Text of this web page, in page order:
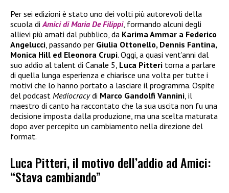
Per sei edizioni è stato uno dei volti più autorevoli della
scuola diAmici di Maria De Filippi, formando alcuni degli
allievi più amati dal pubblico, da Karima Ammar a Federico
Angelucci, passando per Giulia Ottonello, Dennis Fantina,
Monica Hill ed Eleonora Crupi. Oggi, a quasi vent’anni dal
suo addio al talent di Canale 5, Luca Pitteri torna a parlare
di quella lunga esperienza e chiarisce una volta per tutte i
motivi che lo hanno portato a lasciare il programma. Ospite
del podcast Mediocracydi Marco Gandolfi Vannini, il
maestro di canto ha raccontato che la sua uscita non fu una
decisione imposta dalla produzione, ma una scelta maturata
dopo aver percepito un cambiamento nella direzione del
format.
Luca Pitteri, il motivo dell’addio ad Amici:
“Stava cambiando”